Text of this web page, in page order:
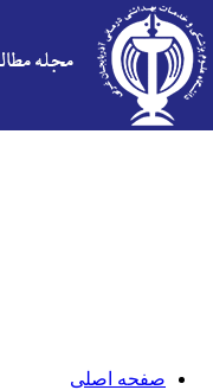
صفحه اصلی